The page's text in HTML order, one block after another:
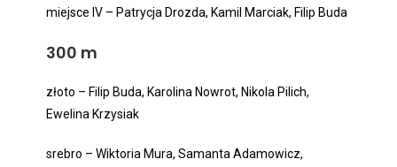
miejsce IV – Patrycja Drozda, Kamil Marciak, Filip Buda
300 m
złoto – Filip Buda, Karolina Nowrot, Nikola Pilich,
Ewelina Krzysiak
srebro – Wiktoria Mura, Samanta Adamowicz,